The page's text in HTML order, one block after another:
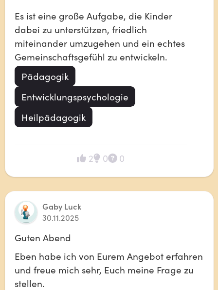
Es ist eine große Aufgabe, die Kinder
dabei zu unterstützen, friedlich
miteinander umzugehen und ein echtes
Gemeinschaftsgefühl zu entwickeln.
Pädagogik
Entwicklungspsychologie
Heilpädagogik
2 0 0
Gaby Luck
30.11.2025
Guten Abend
Eben habe ich von Eurem Angebot erfahren
und freue mich sehr, Euch meine Frage zu
stellen.